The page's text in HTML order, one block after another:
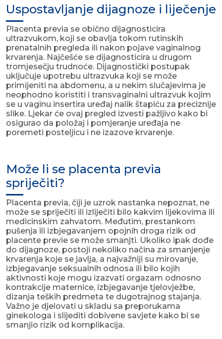
Uspostavljanje dijagnoze i liječenje
Placenta previa se obično dijagnosticira
ultrazvukom, koji se obavlja tokom rutinskih
prenatalnih pregleda ili nakon pojave vaginalnog
krvarenja. Najčešće se dijagnosticira u drugom
tromjesečju trudnoće. Dijagnostički postupak
uključuje upotrebu ultrazvuka koji se može
primijeniti na abdomenu, a u nekim slučajevima je
neophodno koristiti i transvaginalni ultrazvuk kojim
se u vaginu insertira uređaj nalik štapiću za preciznije
slike. Ljekar će ovaj pregled izvesti pažljivo kako bi
osigurao da položaj i pomjeranje uređaja ne
poremeti posteljicu i ne izazove krvarenje.
Može li se placenta previa
spriječiti?
Placenta previa, čiji je uzrok nastanka nepoznat, ne
može se spriječiti ili izliječiti bilo kakvim lijekovima ili
medicinskim zahvatom. Međutim, prestankom
pušenja ili izbjegavanjem opojnih droga rizik od
placente previe se može smanjti. Ukoliko ipak dođe
do dijagnoze, postoji nekoliko načina za smanjenje
krvarenja koje se javlja, a najvažniji su mirovanje,
izbjegavanje seksualnih odnosa ili bilo kojih
aktivnosti koje mogu izazvati orgazam odnosno
kontrakcije maternice, izbjegavanje tjelovježbe,
dizanja teških predmeta te dugotrajnog stajanja.
Važno je djelovati u skladu sa preporukama
ginekologa i slijediti dobivene savjete kako bi se
smanjio rizik od komplikacija.